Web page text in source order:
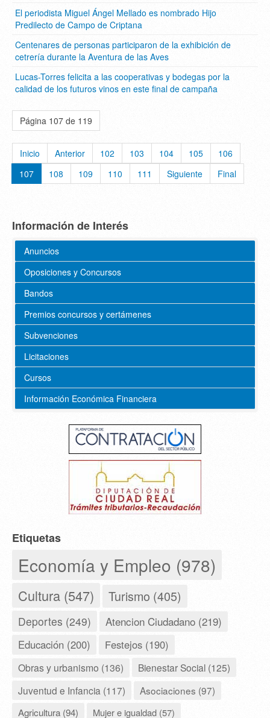
El periodista Miguel Ángel Mellado es nombrado Hijo
Predilecto de Campo de Criptana
Centenares de personas participaron de la exhibición de
cetrería durante la Aventura de las Aves
Lucas-Torres felicita a las cooperativas y bodegas por la
calidad de los futuros vinos en este final de campaña
Página 107 de 119
Inicio Anterior 102 103 104 105
106
107
108 109 110 111 Siguiente Final
Información de Interés
Anuncios
Oposiciones y Concursos
Bandos
Premios concursos y certámenes
Subvenciones
Licitaciones
Cursos
Información Económica Financiera
Etiquetas
Economía y Empleo (978)
Cultura (547) Turismo (405)
Deportes (249) Atencion Ciudadano (219)
Educación (200) Festejos (190)
Obras y urbanismo (136)
Bienestar Social (125)
Juventud e Infancia (117)
Asociaciones (97)
Agricultura (94)
Mujer e igualdad (57)